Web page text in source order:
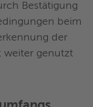
Bestätigung
beim
der
weiter genutzt